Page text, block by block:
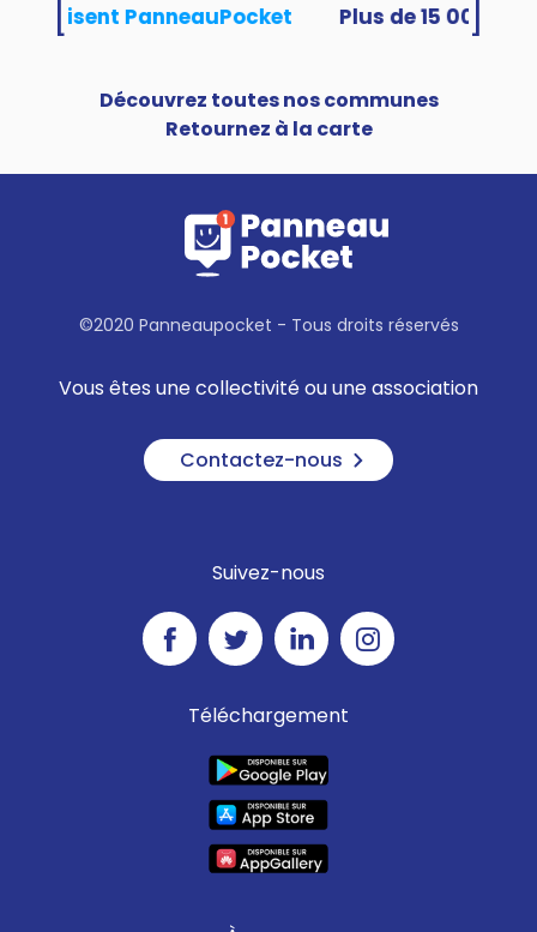
utilisent PanneauPocket
Découvrez toutes nos communes
Retournez à la carte
©2020 Panneaupocket - Tous droits réservés
Vous êtes une collectivité ou une association
Contactez-nous
Suivez-nous
Téléchargement